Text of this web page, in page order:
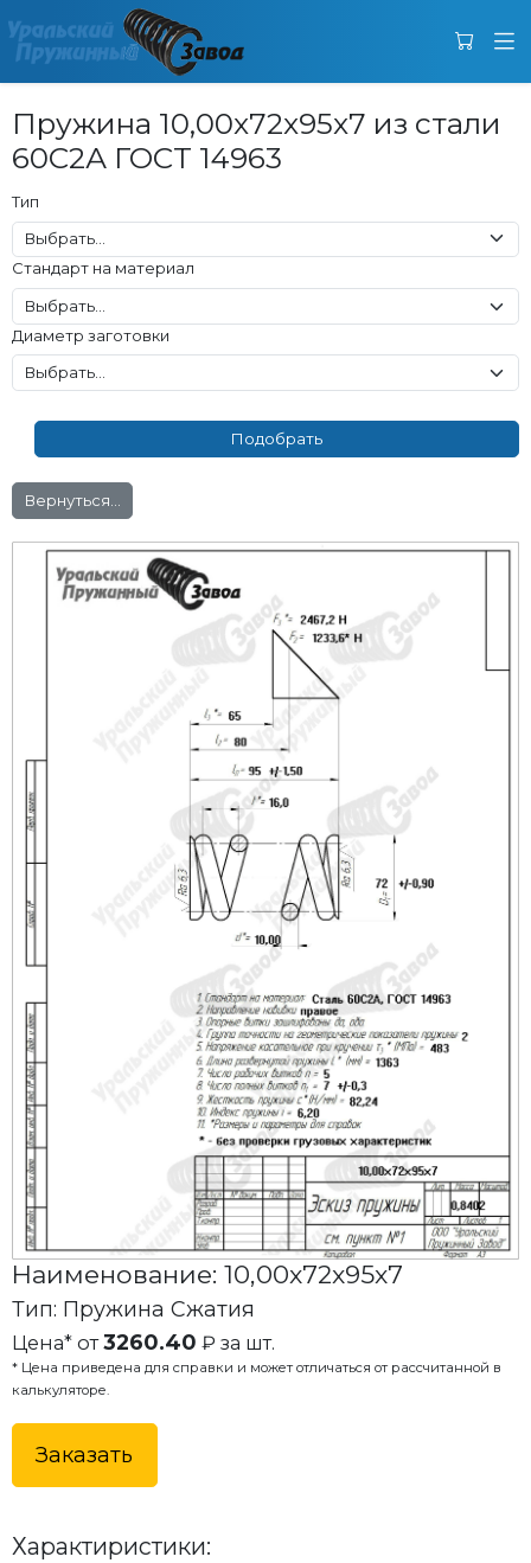
Пружина 10,00x72x95x7 из стали
60С2А ГОСТ 14963
Тип
Стандарт на материал
Диаметр заготовки
Вернуться...
Наименование: 10,00x72x95x7
Тип: Пружина Сжатия
Цена* от3260.40 ₽ за шт.
* Цена приведена для справки и может отличаться от рассчитанной в
калькуляторе.
Заказать
Характиристики: